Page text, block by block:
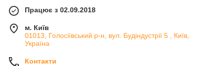
Працює з 02.09.2018
м. Київ
01013, Голосіївський р-н, вул. Будіндустрії 5 , Київ,
Україна
Контакти